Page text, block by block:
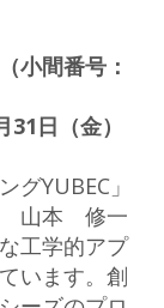
小間番号：
日（金）
グYUBEC」
山本 修一
工学的アプ
います。創